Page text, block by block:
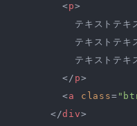
<p>
テキストテキ
テキストテキ
テキストテキ
</ p>
<a class=
</div>